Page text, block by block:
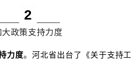
2
大政策支持力度
力度。 河北省出台了《关于支持工